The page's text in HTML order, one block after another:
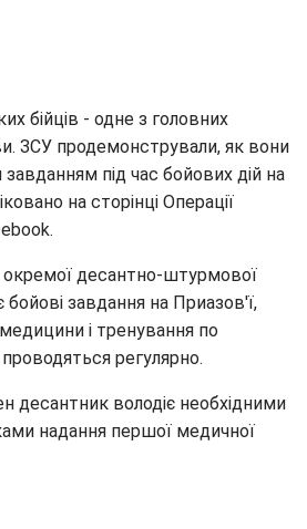
бійців - одне з головних
ЗСУ продемонстрували, як вони
під час бойових дій на
на сторінці Операції
десантно-штурмової
бойові завдання на Приазов'ї,
і тренування по
регулярно.
десантник володіє необхідними
надання першої медичної